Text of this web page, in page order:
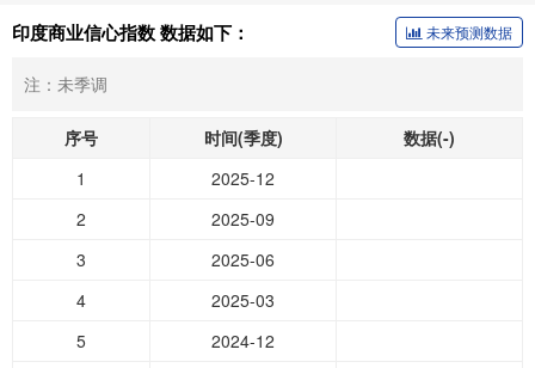
印度商业信心指数 数据如下： 未来预测数据
注：未季调
序号 时间(季度)
数据(-)
1
2025-12
2
2025-09
3
2025-06
4
2025-03
5
2024-12